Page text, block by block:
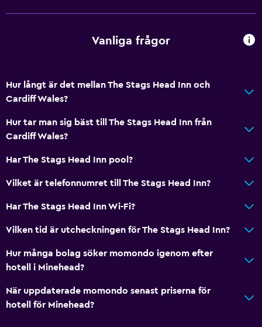
Vanliga frågor
Hur långt är det mellan The Stags Head Inn och
Cardiff Wales?
Hur tar man sig bäst till The Stags Head Inn från
Cardiff Wales?
Har The Stags Head Inn pool?
Vilket är telefonnumret till The Stags Head Inn?
Har The Stags Head Inn Wi-Fi?
Vilken tid är utcheckningen för The Stags Head Inn?
Hur många bolag söker momondo igenom efter
hotell i Minehead?
När uppdaterade momondo senast priserna för
hotell för Minehead?